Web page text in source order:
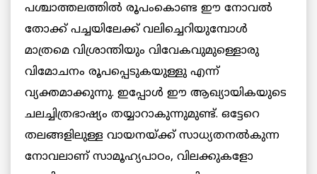
പശ്ചാത്തലത്തിൽ രൂപംകൊണ്ട ഈ നോവൽ
തോക്ക് പച്ചയിലേക്ക് വലിച്ചെറിയുമ്പോൾ
മാത്രമെ വിശ്രാന്തിയും വിവേകവുമുള്ളൊരു
വിമോചനം രൂപപ്പെടുകയുള്ളു എന്ന്
വ്യക്തമാക്കുന്നു. ഇപ്പോൾ ഈ ആഖ്യായികയുടെ
ചലച്ചിത്രഭാഷ്യം തയ്യാറാകുന്നുമുണ്ട്. ഒട്ടേറെ
തലങ്ങളിലുള്ള വായനയ്ക്ക് സാധ്യതനൽകുന്ന
നോവലാണ് സാമൂഹ്യപാഠം, വിലക്കുകളോ